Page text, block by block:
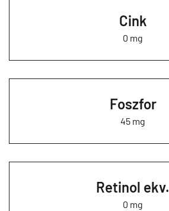
Cink
0 mg
Foszfor
45 mg
Retinol ekv.
0 mg